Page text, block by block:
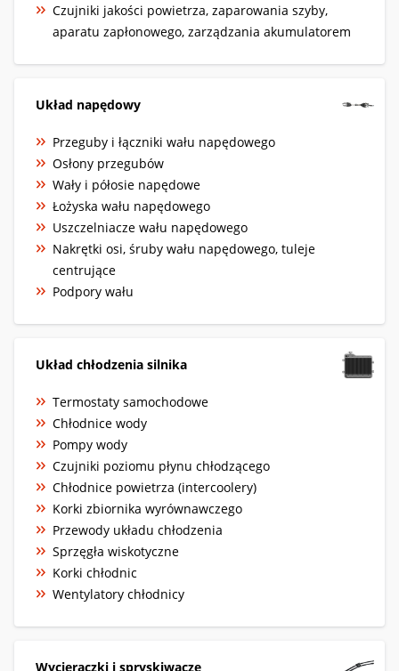
Czujniki jakości powietrza, zaparowania szyby,
aparatu zapłonowego, zarządzania akumulatorem
Układ napędowy
Przeguby i łączniki wału napędowego
Osłony przegubów
Wały i półosie napędowe
Łożyska wału napędowego
Uszczelniacze wału napędowego
Nakrętki osi, śruby wału napędowego, tuleje
centrujące
Podpory wału
Układ chłodzenia silnika
Termostaty samochodowe
Chłodnice wody
Pompy wody
Czujniki poziomu płynu chłodzącego
Chłodnice powietrza (intercoolery)
Korki zbiornika wyrównawczego
Przewody układu chłodzenia
Sprzęgła wiskotyczne
Korki chłodnic
Wentylatory chłodnicy
Wycieraczki i spryskiwacze